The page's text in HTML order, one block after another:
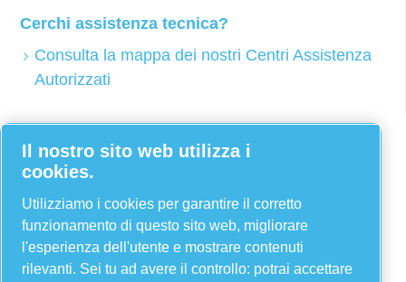
Cerchi assistenza tecnica?
Consulta la mappa dei nostri Centri Assistenza
Autorizzati
Facebook
Twitter
YouTube
Linkedin
Instagram
Il nostro sito web utilizza i
cookies.
Utilizziamo i cookies per garantire il corretto
funzionamento di questo sito web, migliorare
l'esperienza dell'utente e mostrare contenuti
rilevanti. Sei tu ad avere il controllo: potrai accettare